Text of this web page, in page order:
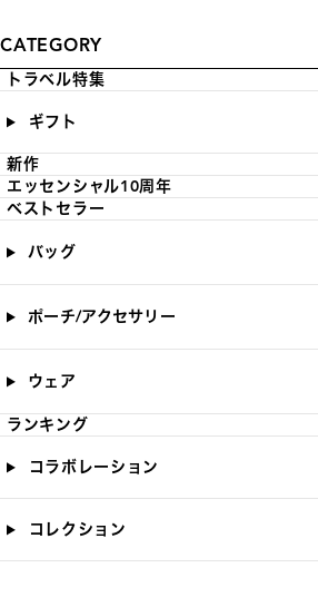
CATEGORY
トラベル特集
ギフト
新作
エッセンシャル10周年
ベストセラー
バッグ
ポーチ/アクセサリー
ウェア
ランキング
コラボレーション
コレクション